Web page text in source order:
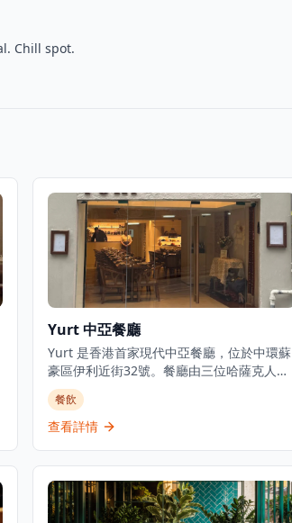
Chill spot.
Yurt 中亞餐廳
Yurt 是香港首家現代中亞餐廳，位於中環蘇
豪區伊利近街32號。餐廳由三位哈薩克人共
同創立，包括 Ali Nuraly、Xeniya
Tregubenko 及主廚 Marat Zakaryayev，
將哈薩克、吉爾吉斯、塔吉克及烏茲別克的
品，代以各式氣泡茶、無酒精雞尾酒及傳統
熱茶。賓客可選擇六道菜品嚐菜單（每位起
價港幣488元）或單點菜單。招牌菜包括
餐飲
查看詳情